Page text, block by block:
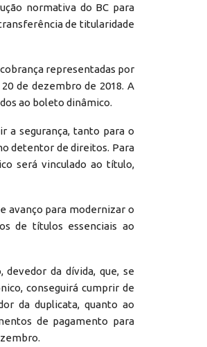
normativa do BC para
de titularidade
representadas por
de dezembro de 2018. A
ao boleto dinâmico.
a segurança, tanto para o
detentor de direitos. Para
será vinculado ao título,
avanço para modernizar o
de títulos essenciais ao
devedor da dívida, que, se
conseguirá cumprir de
da duplicata, quanto ao
de pagamento para